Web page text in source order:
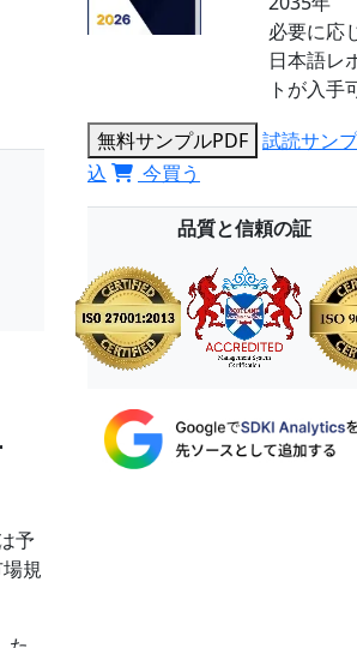
予
規
必要に応
日本語レ
トが入手
無料サンプルPDF 試読サン
込
今買う
品質と信頼の証